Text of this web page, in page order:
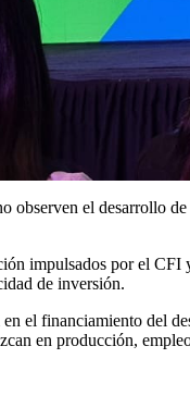
observen el desarrollo
impulsados por el
de inversión.
el financiamiento del
en producción,